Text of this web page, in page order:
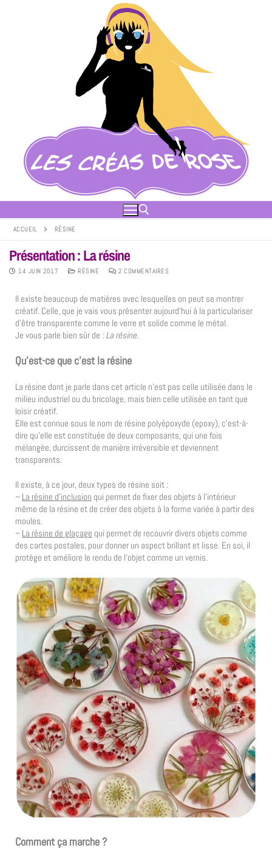
ACCUEIL RÉSINE
Présentation : La résine
14 JUIN 2017 RÉSINE 2 COMMENTAIRES
Il existe beaucoup de matières avec lesquelles on peut se montrer
créatif. Celle, que je vais vous présenter aujourd’hui à la particulariser
d’être transparente comme le verre et solide comme le métal.
Je vous parle bien sûr de : La résine.
Qu’est-ce que c’est la résine
La résine dont je parle dans cet article n’est pas celle utilisée dans le
milieu industriel ou du bricolage, mais bien celle utilisée en tant que
loisir créatif.
Elle est connue sous le nom de résine polyépoxyde (epoxy), c’est-à-
dire qu’elle est constituée de deux composants, qui une fois
mélangée, durcissent de manière irréversible et deviennent
transparents.
Il existe, à ce jour, deux types de résine soit :
– La résine d’inclusion qui permet de fixer des objets à l’intérieur
même de la résine et de créer des objets à la forme variée à partir des
moules.
– La résine de glaçage qui permet de recouvrir divers objets comme
des cartes postales, pour donner un aspect brillant et lisse. En soi, il
protège et améliore le rendu de l’objet comme un vernis.
Comment ça marche ?